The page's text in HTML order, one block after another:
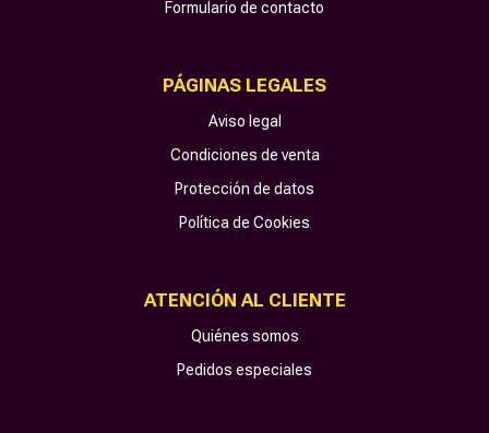
Formulario de contacto
PÁGINAS LEGALES
Aviso legal
Condiciones de venta
Protección de datos
Política de Cookies
ATENCIÓN AL CLIENTE
Quiénes somos
Pedidos especiales